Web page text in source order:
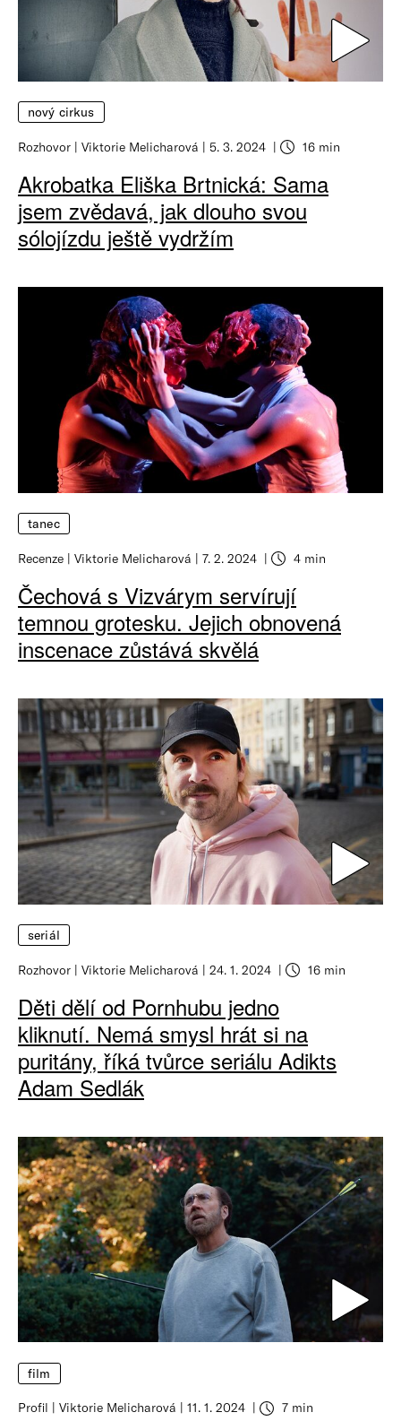
nový cirkus
Rozhovor Viktorie Melicharová 5. 3. 2024 16 min
Akrobatka Eliška Brtnická: Sama
jsem zvědavá, jak dlouho svou
sólojízdu ještě vydržím
tanec
Recenze Viktorie Melicharová 7. 2. 2024 4 min
Čechová s Vizvárym servírují
temnou grotesku. Jejich obnovená
inscenace zůstává skvělá
seriál
Rozhovor Viktorie Melicharová 24. 1. 2024 16 min
Děti dělí od Pornhubu jedno
kliknutí. Nemá smysl hrát si na
puritány, říká tvůrce seriálu Adikts
Adam Sedlák
film
Profil Viktorie Melicharová 11. 1. 2024 7 min